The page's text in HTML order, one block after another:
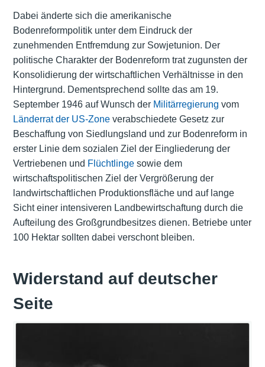
Dabei änderte sich die amerikanische
Bodenreformpolitik unter dem Eindruck der
zunehmenden Entfremdung zur Sowjetunion. Der
politische Charakter der Bodenreform trat zugunsten der
Konsolidierung der wirtschaftlichen Verhältnisse in den
Hintergrund. Dementsprechend sollte das am 19.
September 1946 auf Wunsch der Militärregierung vom
Länderrat der US-Zoneverabschiedete Gesetz zur
Beschaffung von Siedlungsland und zur Bodenreform in
erster Linie dem sozialen Ziel der Eingliederung der
Vertriebenen und Flüchtlingesowie dem
wirtschaftspolitischen Ziel der Vergrößerung der
landwirtschaftlichen Produktionsfläche und auf lange
Sicht einer intensiveren Landbewirtschaftung durch die
Aufteilung des Großgrundbesitzes dienen. Betriebe unter
100 Hektar sollten dabei verschont bleiben.
Widerstand auf deutscher
Seite